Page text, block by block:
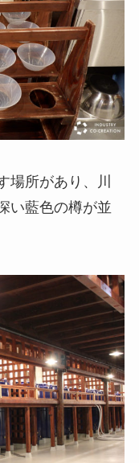
場所があり、川
い藍色の樽が並